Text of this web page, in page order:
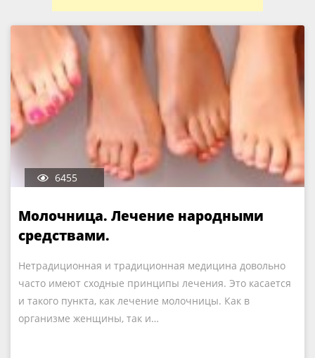
6455
Молочница. Лечение народными
средствами.
Нетрадиционная и традиционная медицина довольно
часто имеют сходные принципы лечения. Это касается
и такого пункта, как лечение молочницы. Как в
организме женщины, так и…